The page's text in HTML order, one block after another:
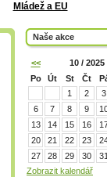
Mládež a EU
Naše akce
<< 10 / 2025
Po
Út St Čt
1
2 3
6
7 8 9
13
14 15 16
20
21 22 23
27
28 29 30
31
Zobrazit kalendář